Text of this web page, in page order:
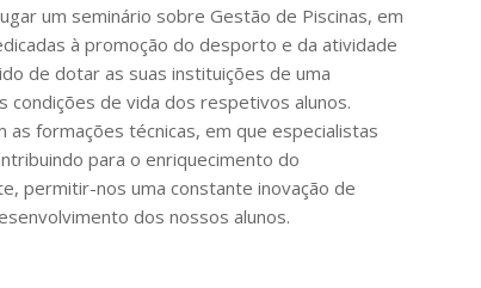
um seminário sobre Gestão de Piscinas, em
à promoção do desporto e da atividade
de dotar as suas instituições de uma
de vida dos respetivos alunos.
formações técnicas, em que especialistas
para o enriquecimento do
permitir-nos uma constante inovação de
dos nossos alunos.